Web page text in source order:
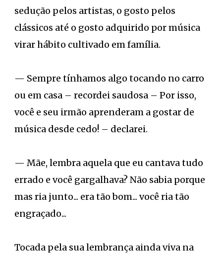
sedução pelos artistas, o gosto pelos
clássicos até o gosto adquirido por música
virar hábito cultivado em família.
— Sempre tínhamos algo tocando no carro
ou em casa – recordei saudosa – Por isso,
você e seu irmão aprenderam a gostar de
música desde cedo! – declarei.
— Mãe, lembra aquela que eu cantava tudo
errado e você gargalhava? Não sabia porque
mas ria junto... era tão bom... você ria tão
engraçado...
Tocada pela sua lembrança ainda viva na